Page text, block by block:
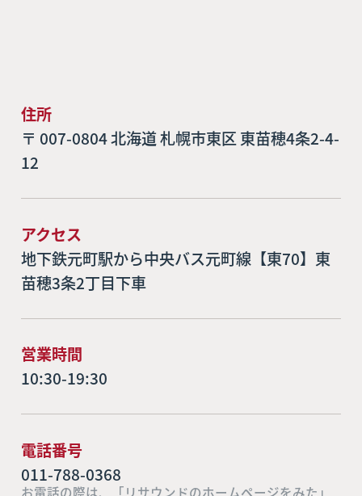
住所
〒 007-0804 北海道 札幌市東区 東苗穂4条2-4-
12
アクセス
地下鉄元町駅から中央バス元町線【東70】東
苗穂3条2丁目下車
営業時間
10:30-19:30
電話番号
011-788-0368
お電話の際は、「リサウンドのホームページをみた」